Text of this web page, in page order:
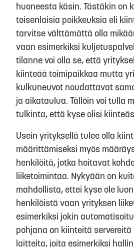
huoneesta käsin. Tästäkin on
toisenlaisia poikkeuksia eli
tarvitse välttämättä olla
vaan esimerkiksi
tilanne voi olla se, että
kiinteää toimipaikkaa mutta
kulkuneuvot noudattavat
ja aikataulua. Tällöin voi tulla
tulkinta, että kyse olisi
Usein yrityksellä tulee olla
määrittämiseksi myös
henkilöitä, jotka hoitavat
liiketoimintaa. Nykyään on
mahdollista, ettei kyse ole
henkilöistä vaan yrityksen
esimerkiksi jokin
pohjana on kiinteitä
laitteita, joita esimerkiksi